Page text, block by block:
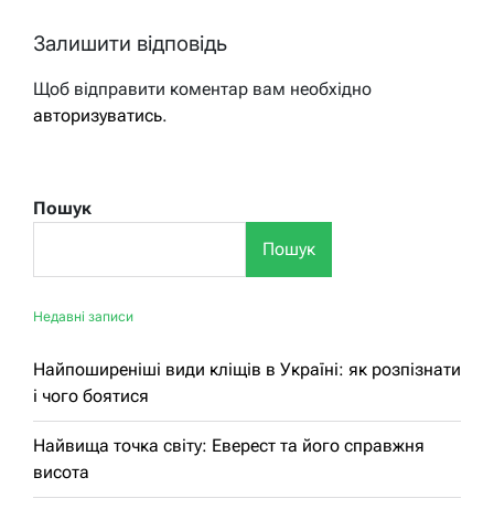
Залишити відповідь
Щоб відправити коментар вам необхідно
авторизуватись.
Пошук
Пошук
Недавні записи
Найпоширеніші види кліщів в Україні: як розпізнати
і чого боятися
Найвища точка світу: Еверест та його справжня
висота